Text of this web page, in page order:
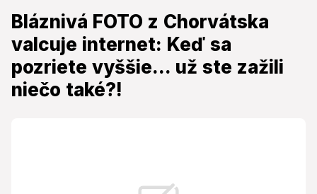
Bláznivá FOTO z Chorvátska
valcuje internet: Keď sa
pozriete vyššie... už ste zažili
niečo také?!
Bláznivá FOTO z Chorvátska
valcuje internet: Keď sa pozriete
vyššie... už ste zažili niečo také?!
Fotka ktorá baví internet.